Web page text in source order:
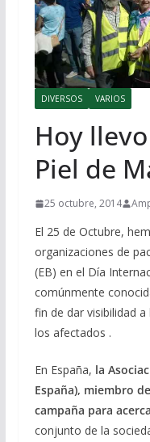
DIVERSOS VARIOS
Hoy
Piel de
25 octubre, 2014
El 25 de Octubre,
organizaciones de
(EB) en el Día
comúnmente
fin de dar visibilidad
los afectados .
En España, la
España), miembro
campaña para
conjunto de la